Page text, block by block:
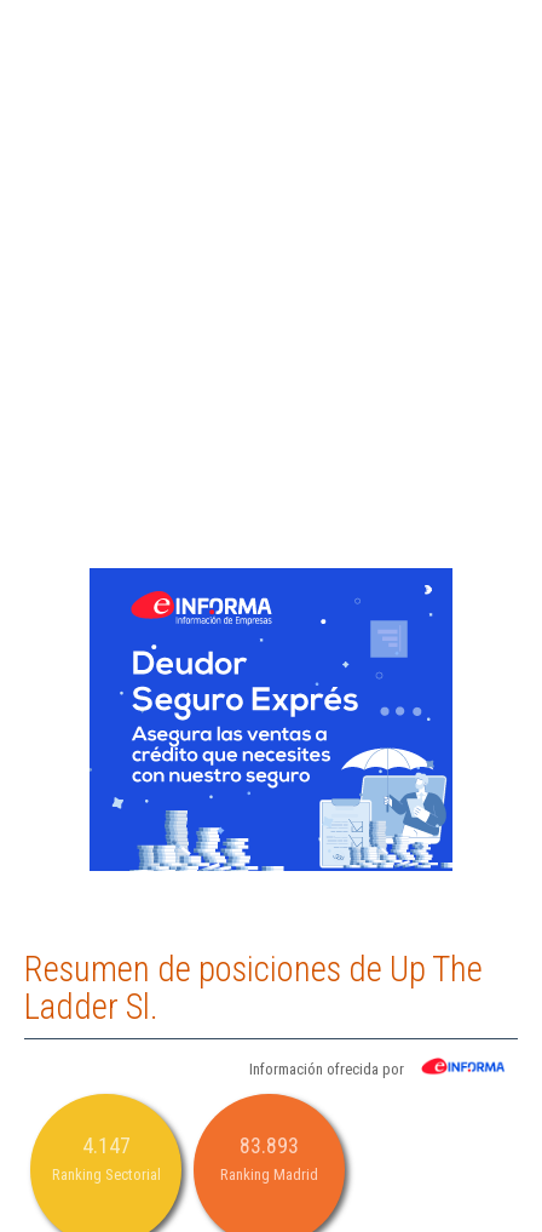
Resumen de posiciones de Up The
Ladder Sl.
Información ofrecida por
4.147
Ranking Sectorial
83.893
Ranking Madrid